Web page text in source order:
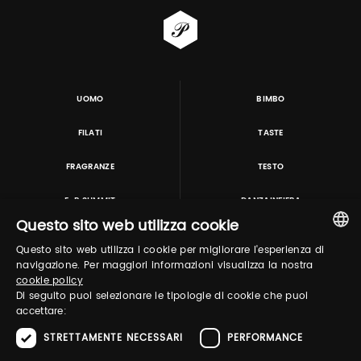
UOMO BIMBO
FILATI TASTE
FRAGRANZE TESTO
E-P SUMMIT DANZAINFIERA
TUTORING & CONSULTING
ITALIAN
Questo sito web utilizza cookie
Questo sito web utilizza i cookie per migliorare l'esperienza di
navigazione. Per maggiori informazioni visualizza la nostra
cookie policy
Di seguito puoi selezionare le tipologie di cookie che puoi
accettare:
STRETTAMENTE NECESSARI
PERFORMANCE